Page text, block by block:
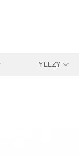
YEEZY